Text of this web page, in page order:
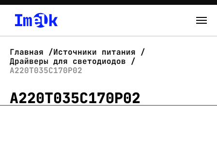
О нас
Новости
Главная
Источники питания
Драйверы для светодиодов
А220Т035С170Р02
А220Т035С170Р02